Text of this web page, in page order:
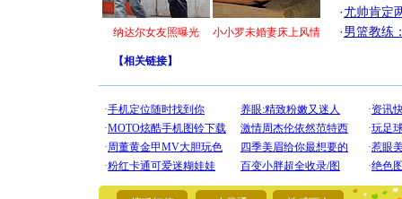
纳达尔女友照曝光 小小罗未婚妻床上风情
·尤帅肯定
·男篮教练
【相关链接】
[圣诞节]
你太多
[圣诞节]